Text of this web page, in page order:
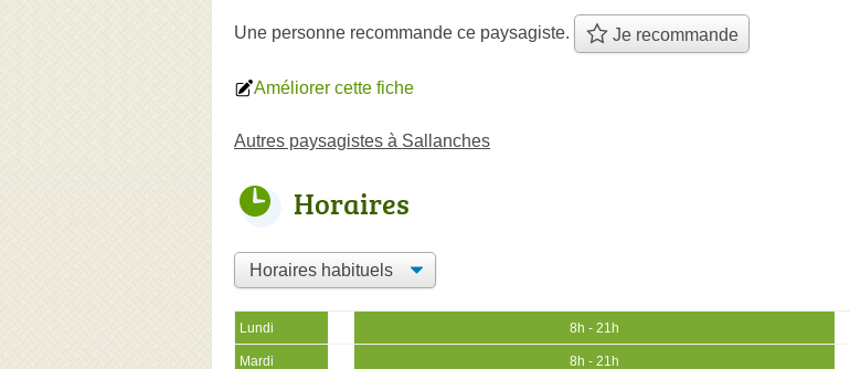
Une personne recommande ce paysagiste. Je recommande
Améliorer cette fiche
Autres paysagistes à Sallanches
Horaires
Lundi 8h - 21h
Mardi 8h - 21h